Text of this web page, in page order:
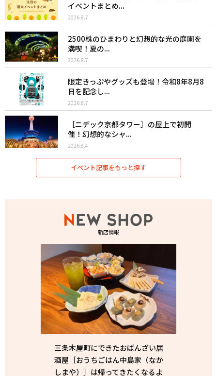
イベントまとめ...
2026.8.7
2500株のひまわりと幻想的な光の庭園を
満喫！夏の...
2026.8.7
限定きっぷやグッズも登場！令和8年8月8
日を記念し...
2026.8.7
［ニデック京都タワー］の屋上で初開
催！幻想的なシャ...
2026.8.4
イベント記事をもっと探す
新店情報
三条木屋町にできたおばんざい居
酒屋［おうちごはん中島家（なか
しまや）］は帰ってきたくなるよ